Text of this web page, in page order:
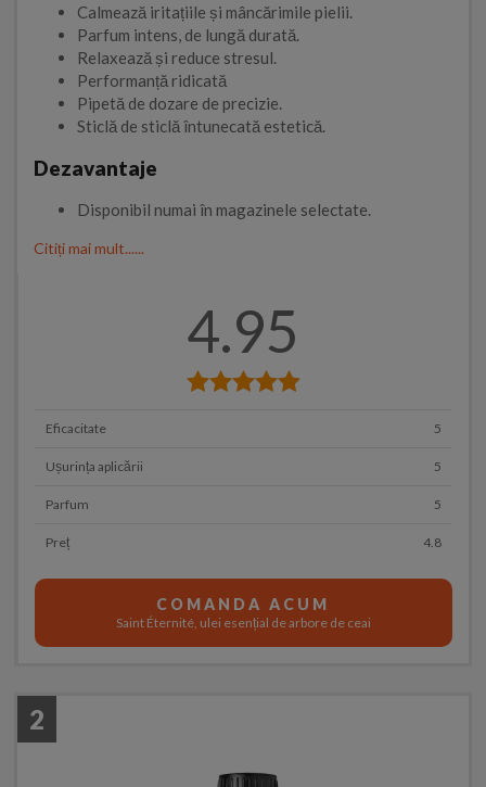
Calmează iritațiile și mâncărimile pielii.
Parfum intens, de lungă durată.
Relaxează și reduce stresul.
Performanță ridicată
Pipetă de dozare de precizie.
Sticlă de sticlă întunecată estetică.
Dezavantaje
Disponibil numai în magazinele selectate.
Citiți mai mult......
4.95
Eficacitate 5
Ușurința aplicării 5
Parfum 5
Preț 4.8
COMANDA ACUM
Saint Éternité, ulei esențial de arbore de ceai
2